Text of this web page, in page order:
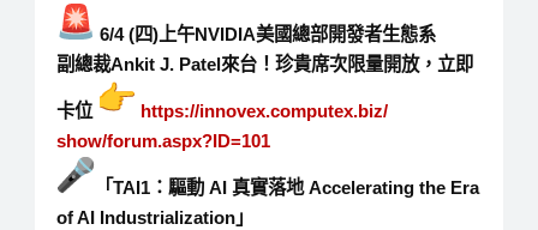
6/4 (四)上午NVIDIA美國總部開發者生態系
副總裁Ankit J. Patel來台！珍貴席次限量開放，立即
卡位
https://innovex.computex.biz/
show/forum.aspx?ID=101
「TAI1：驅動AI 真實落地Accelerating the Era
of AI Industrialization」